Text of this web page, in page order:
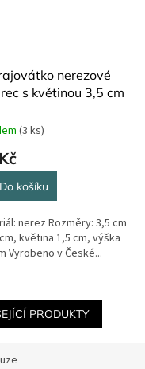
nerezové
s květinou 3,5 cm
(3 ks)
Do košíku
nerez Rozměry: 3,5 cm
květina 1,5 cm, výška
Vyrobeno v České...
PRODUKTY